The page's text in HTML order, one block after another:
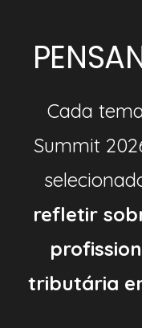
Cada
Summit
refletir
tributária